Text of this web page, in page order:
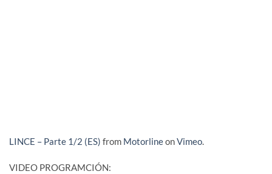
LINCE – Parte 1/2 (ES) from MotorlineonVimeo.
VIDEO PROGRAMCIÓN: